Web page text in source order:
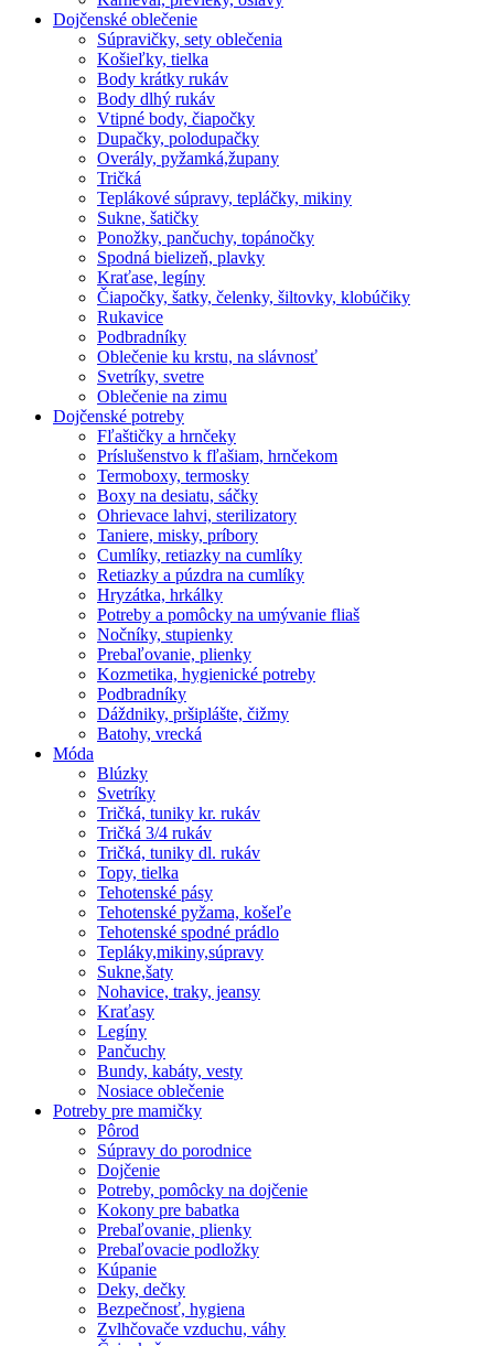
Dojčenské oblečenie
Súpravičky, sety oblečenia
Košieľky, tielka
Body krátky rukáv
Body dlhý rukáv
Vtipné body, čiapočky
Dupačky, polodupačky
Overály, pyžamká,župany
Tričká
Teplákové súpravy, tepláčky, mikiny
Sukne, šatičky
Ponožky, pančuchy, topánočky
Spodná bielizeň, plavky
Kraťase, legíny
Čiapočky, šatky, čelenky, šiltovky, klobúčiky
Rukavice
Podbradníky
Oblečenie ku krstu, na slávnosť
Svetríky, svetre
Oblečenie na zimu
Dojčenské potreby
Fľaštičky a hrnčeky
Príslušenstvo k fľašiam, hrnčekom
Termoboxy, termosky
Boxy na desiatu, sáčky
Ohrievace lahvi, sterilizatory
Taniere, misky, príbory
Cumlíky, retiazky na cumlíky
Retiazky a púzdra na cumlíky
Hryzátka, hrkálky
Potreby a pomôcky na umývanie fliaš
Nočníky, stupienky
Prebaľovanie, plienky
Kozmetika, hygienické potreby
Podbradníky
Dáždniky, pršiplášte, čižmy
Batohy, vrecká
Móda
Blúzky
Svetríky
Tričká, tuniky kr. rukáv
Tričká 3/4 rukáv
Tričká, tuniky dl. rukáv
Topy, tielka
Tehotenské pásy
Tehotenské pyžama, košeľe
Tehotenské spodné prádlo
Tepláky,mikiny,súpravy
Sukne,šaty
Nohavice, traky, jeansy
Kraťasy
Legíny
Pančuchy
Bundy, kabáty, vesty
Nosiace oblečenie
Potreby pre mamičky
Pôrod
Súpravy do porodnice
Dojčenie
Potreby, pomôcky na dojčenie
Kokony pre babatka
Prebaľovanie, plienky
Prebaľovacie podložky
Kúpanie
Deky, dečky
Bezpečnosť, hygiena
Zvlhčovače vzduchu, váhy